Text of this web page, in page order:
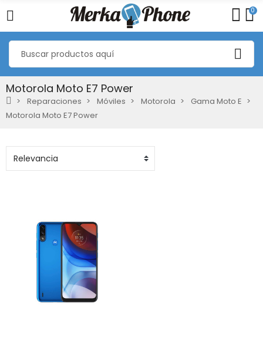
0
Motorola Moto E7 Power
Reparaciones Móviles Motorola
Gama Moto E
Motorola Moto E7 Power